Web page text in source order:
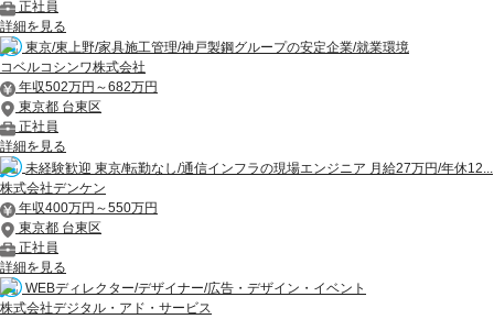
正社員
詳細を見る
東京/東上野/家具施工管理/神戸製鋼グループの安定企業/就業環境
コベルコシンワ株式会社
年収502万円～682万円
東京都 台東区
正社員
詳細を見る
未経験歓迎 東京/転勤なし/通信インフラの現場エンジニア 月給27万円/年休12...
株式会社デンケン
年収400万円～550万円
東京都 台東区
正社員
詳細を見る
WEBディレクター/デザイナー/広告・デザイン・イベント
株式会社デジタル・アド・サービス